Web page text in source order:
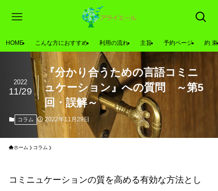
HOME こんな方におすすめ 利用の流れ 主旨 予約ページ 約 束
『分かり合うための言語コミニ
ュケーション』への質問 ～第5
回・誤解～
2022
11/29
コラム 2022年11月29日
ホーム コラム
コミニュケーションの質を高める有効な方法とし